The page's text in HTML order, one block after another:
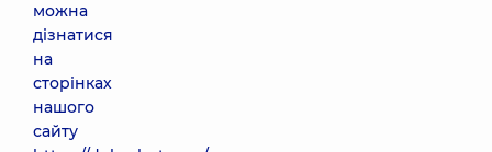
можна
дізнатися
на
сторінках
нашого
сайту